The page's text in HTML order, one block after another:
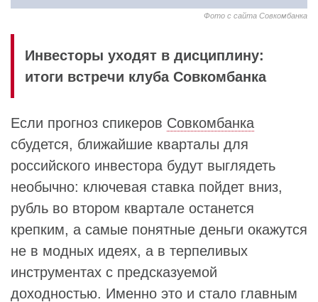
Фото с сайта Совкомбанка
Инвесторы уходят в дисциплину:
итоги встречи клуба Совкомбанка
Если прогноз спикеров Совкомбанка
сбудется, ближайшие кварталы для
российского инвестора будут выглядеть
необычно: ключевая ставка пойдет вниз,
рубль во втором квартале останется
крепким, а самые понятные деньги окажутся
не в модных идеях, а в терпеливых
инструментах с предсказуемой
доходностью. Именно это и стало главным